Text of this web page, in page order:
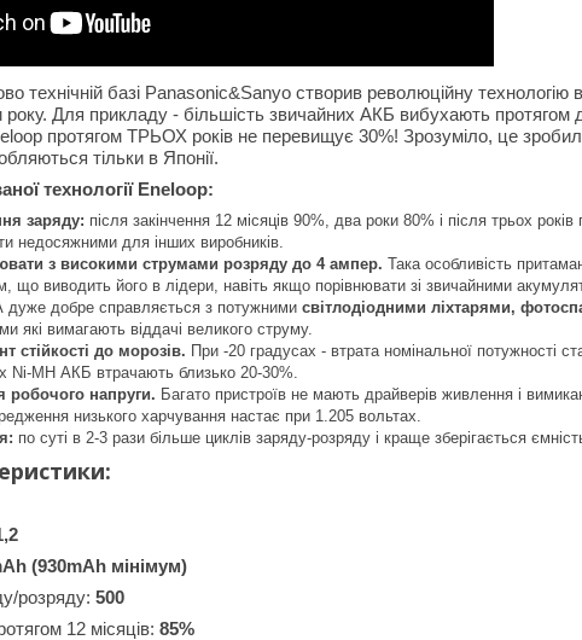
технічній базі Panasonic&Sanyo створив революційну
року. Для прикладу - більшість звичайних АКБ вибухають протягом
протягом ТРЬОХ років не перевищує 30%! Зрозуміло, це зробило
тільки в Японії.
технології Eneloop:
заряду: після закінчення 12 місяців 90%, два роки 80% і після трьох
недосяжними для інших виробників.
з високими струмами розряду до 4 ампер. Така особливість
що виводить його в лідери, навіть якщо порівнювати зі звичайними
дуже добре справляється з потужними світлодіодними ліхтарями,
які вимагають віддачі великого струму.
стійкості до морозів. При -20 градусах - втрата номінальної потужності
Ni-MH АКБ втрачають близько 20-30%.
робочого напруги. Багато пристроїв не мають драйверів живлення і
низького харчування настає при 1.205 вольтах.
по суті в 2-3 рази більше циклів заряду-розряду і краще зберігається
(930mAh мінімум)
розряду: 500
12 місяців: 85%